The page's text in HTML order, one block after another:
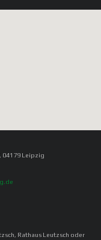
04179 Leipzig
Rathaus Leutzsch oder